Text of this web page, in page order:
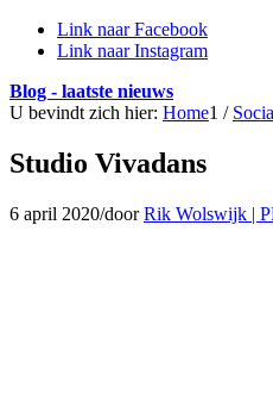
Link naar Facebook
Link naar Instagram
Blog - laatste nieuws
U bevindt zich hier: Home1 /
Studio Vivadans
6 april 2020/doorRik Wolswijk |